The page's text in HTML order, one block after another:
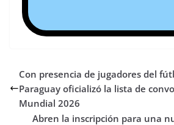
Con presencia de jugadores del
Paraguay oficializó la lista de
Mundial 2026
Abren la inscripción para una